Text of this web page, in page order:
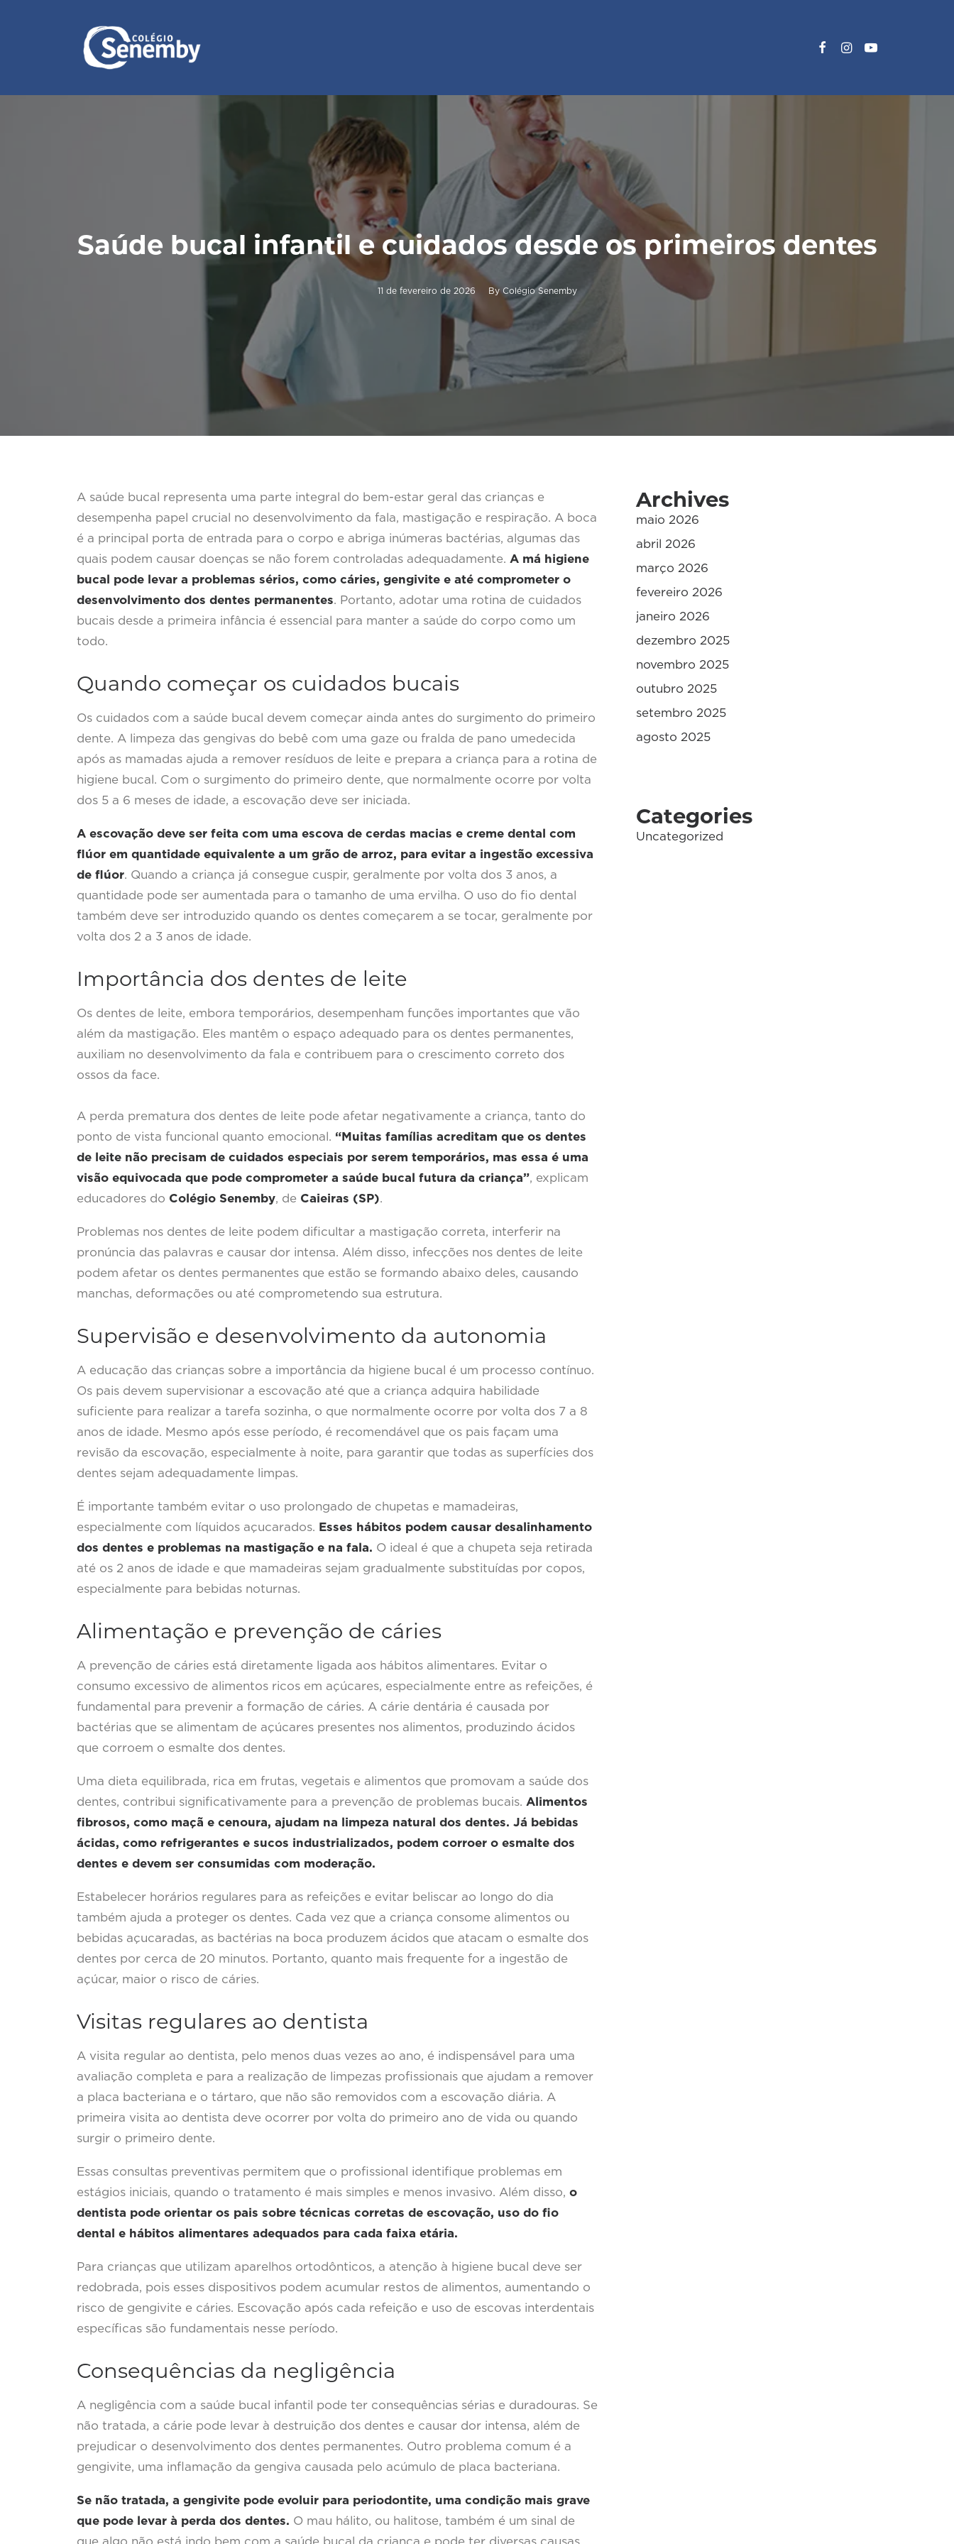
Saúde bucal infantil e cuidados desde os primeiros dentes
11 de fevereiro de 2026 ByColégio Senemby
A saúde bucal representa uma parte integral do bem-estar geral das crianças e
desempenha papel crucial no desenvolvimento da fala, mastigação e respiração. A boca
é a principal porta de entrada para o corpo e abriga inúmeras bactérias, algumas das
quais podem causar doenças se não forem controladas adequadamente. A má higiene
bucal pode levar a problemas sérios, como cáries, gengivite e até comprometer o
desenvolvimento dos dentes permanentes. Portanto, adotar uma rotina de cuidados
bucais desde a primeira infância é essencial para manter a saúde do corpo como um
todo.
Quando começar os cuidados bucais
Os cuidados com a saúde bucal devem começar ainda antes do surgimento do primeiro
dente. A limpeza das gengivas do bebê com uma gaze ou fralda de pano umedecida
após as mamadas ajuda a remover resíduos de leite e prepara a criança para a rotina de
higiene bucal. Com o surgimento do primeiro dente, que normalmente ocorre por volta
dos 5 a 6 meses de idade, a escovação deve ser iniciada.
A escovação deve ser feita com uma escova de cerdas macias e creme dental com
flúor em quantidade equivalente a um grão de arroz, para evitar a ingestão excessiva
de flúor. Quando a criança já consegue cuspir, geralmente por volta dos 3 anos, a
quantidade pode ser aumentada para o tamanho de uma ervilha. O uso do fio dental
também deve ser introduzido quando os dentes começarem a se tocar, geralmente por
volta dos 2 a 3 anos de idade.
Importância dos dentes de leite
Os dentes de leite, embora temporários, desempenham funções importantes que vão
além da mastigação. Eles mantêm o espaço adequado para os dentes permanentes,
auxiliam no desenvolvimento da fala e contribuem para o crescimento correto dos
ossos da face.
A perda prematura dos dentes de leite pode afetar negativamente a criança, tanto do
ponto de vista funcional quanto emocional. “Muitas famílias acreditam que os dentes
de leite não precisam de cuidados especiais por serem temporários, mas essa é uma
visão equivocada que pode comprometer a saúde bucal futura da criança”, explicam
educadores do Colégio Senemby, de Caieiras (SP).
Problemas nos dentes de leite podem dificultar a mastigação correta, interferir na
pronúncia das palavras e causar dor intensa. Além disso, infecções nos dentes de leite
podem afetar os dentes permanentes que estão se formando abaixo deles, causando
manchas, deformações ou até comprometendo sua estrutura.
Supervisão e desenvolvimento da autonomia
A educação das crianças sobre a importância da higiene bucal é um processo contínuo.
Os pais devem supervisionar a escovação até que a criança adquira habilidade
suficiente para realizar a tarefa sozinha, o que normalmente ocorre por volta dos 7 a 8
anos de idade. Mesmo após esse período, é recomendável que os pais façam uma
revisão da escovação, especialmente à noite, para garantir que todas as superfícies dos
dentes sejam adequadamente limpas.
É importante também evitar o uso prolongado de chupetas e mamadeiras,
especialmente com líquidos açucarados. Esses hábitos podem causar desalinhamento
dos dentes e problemas na mastigação e na fala. O ideal é que a chupeta seja retirada
até os 2 anos de idade e que mamadeiras sejam gradualmente substituídas por copos,
especialmente para bebidas noturnas.
Alimentação e prevenção de cáries
A prevenção de cáries está diretamente ligada aos hábitos alimentares. Evitar o
consumo excessivo de alimentos ricos em açúcares, especialmente entre as refeições, é
fundamental para prevenir a formação de cáries. A cárie dentária é causada por
bactérias que se alimentam de açúcares presentes nos alimentos, produzindo ácidos
que corroem o esmalte dos dentes.
Uma dieta equilibrada, rica em frutas, vegetais e alimentos que promovam a saúde dos
dentes, contribui significativamente para a prevenção de problemas bucais. Alimentos
fibrosos, como maçã e cenoura, ajudam na limpeza natural dos dentes. Já bebidas
ácidas, como refrigerantes e sucos industrializados, podem corroer o esmalte dos
dentes e devem ser consumidas com moderação.
Estabelecer horários regulares para as refeições e evitar beliscar ao longo do dia
também ajuda a proteger os dentes. Cada vez que a criança consome alimentos ou
bebidas açucaradas, as bactérias na boca produzem ácidos que atacam o esmalte dos
dentes por cerca de 20 minutos. Portanto, quanto mais frequente for a ingestão de
açúcar, maior o risco de cáries.
Visitas regulares ao dentista
A visita regular ao dentista, pelo menos duas vezes ao ano, é indispensável para uma
avaliação completa e para a realização de limpezas profissionais que ajudam a remover
a placa bacteriana e o tártaro, que não são removidos com a escovação diária. A
primeira visita ao dentista deve ocorrer por volta do primeiro ano de vida ou quando
surgir o primeiro dente.
Essas consultas preventivas permitem que o profissional identifique problemas em
estágios iniciais, quando o tratamento é mais simples e menos invasivo. Além disso, o
dentista pode orientar os pais sobre técnicas corretas de escovação, uso do fio
dental e hábitos alimentares adequados para cada faixa etária.
Para crianças que utilizam aparelhos ortodônticos, a atenção à higiene bucal deve ser
redobrada, pois esses dispositivos podem acumular restos de alimentos, aumentando o
risco de gengivite e cáries. Escovação após cada refeição e uso de escovas interdentais
específicas são fundamentais nesse período.
Consequências da negligência
A negligência com a saúde bucal infantil pode ter consequências sérias e duradouras. Se
não tratada, a cárie pode levar à destruição dos dentes e causar dor intensa, além de
prejudicar o desenvolvimento dos dentes permanentes. Outro problema comum é a
gengivite, uma inflamação da gengiva causada pelo acúmulo de placa bacteriana.
Se não tratada, a gengivite pode evoluir para periodontite, uma condição mais grave
que pode levar à perda dos dentes. O mau hálito, ou halitose, também é um sinal de
Archives
maio 2026
abril 2026
março 2026
fevereiro 2026
janeiro 2026
dezembro 2025
novembro 2025
outubro 2025
setembro 2025
agosto 2025
Categories
Uncategorized